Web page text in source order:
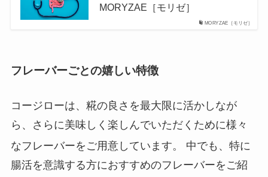
MORYZAE［モリゼ］
MORYZAE［モリゼ］
フレーバーごとの嬉しい特徴
コージローは、糀の良さを最大限に活かしなが
ら、さらに美味しく楽しんでいただくために様々
なフレーバーをご用意しています。 中でも、特に
腸活を意識する方におすすめのフレーバーをご紹